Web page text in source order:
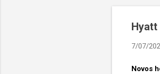
Hyatt
7/07/
Novos